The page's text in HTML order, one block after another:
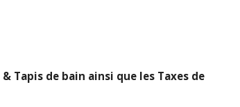
Tapis de bain ainsi que les Taxes de